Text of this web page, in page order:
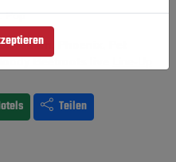
Pop
Albarn, Phoenix, Pet
Teilen